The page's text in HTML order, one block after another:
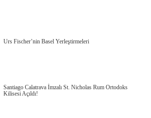
Urs Fischer’nin Basel Yerleştirmeleri
Santiago Calatrava İmzalı St. Nicholas Rum Ortodoks
Kilisesi Açıldı!